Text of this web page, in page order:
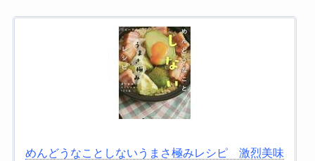
めんどうなことしないうまさ極みレシピ 激烈美味